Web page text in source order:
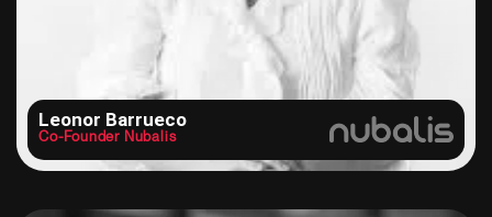
Leonor Barrueco
Co-Founder Nubalis